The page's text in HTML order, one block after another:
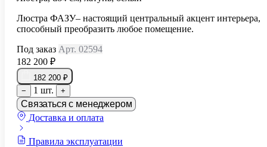
Люстра ФАЗУ– настоящий центральный акцент интерьера,
способный преобразить любое помещение.
Под заказ Арт. 02594
182 200 ₽
182 200 ₽
−
1 шт. +
Связаться с менеджером
Доставка и оплата
Правила эксплуатации